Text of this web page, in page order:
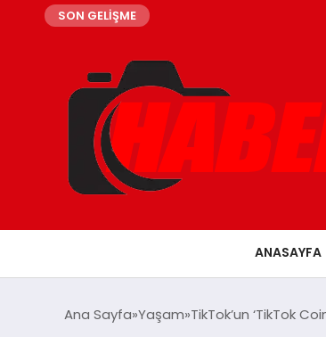
SON GELİŞME
ANASAYFA
Ana Sayfa Yaşam TikTok’un ‘TikTok